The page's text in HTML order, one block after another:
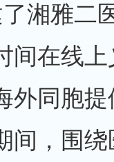
湘雅二
间在线
外同胞
间，围